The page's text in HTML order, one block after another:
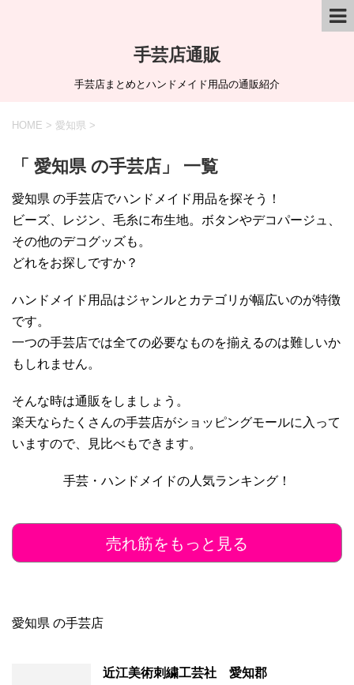
手芸店通販
手芸店まとめとハンドメイド用品の通販紹介
HOME > 愛知県 >
「 愛知県 の手芸店」 一覧
愛知県 の手芸店でハンドメイド用品を探そう！
ビーズ、レジン、毛糸に布生地。ボタンやデコパージュ、
その他のデコグッズも。
どれをお探しですか？
ハンドメイド用品はジャンルとカテゴリが幅広いのが特徴
です。
一つの手芸店では全ての必要なものを揃えるのは難しいか
もしれません。
そんな時は通販をしましょう。
楽天ならたくさんの手芸店がショッピングモールに入って
いますので、見比べもできます。
手芸・ハンドメイドの人気ランキング！
売れ筋をもっと見る
愛知県 の手芸店
近江美術刺繍工芸社 愛知郡